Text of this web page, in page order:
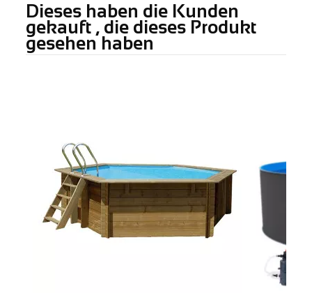
Dieses haben die Kunden
gekauft , die dieses Produkt
gesehen haben